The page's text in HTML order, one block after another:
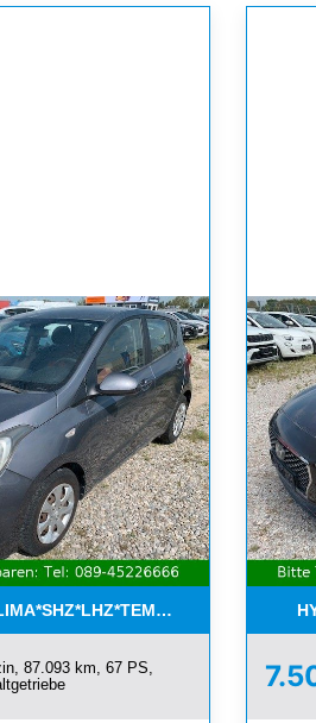
87.093 km, 67 PS,